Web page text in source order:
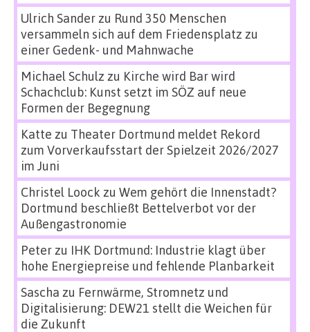
Ulrich Sanderzu Rund 350 Menschen
versammeln sich auf dem Friedensplatz zu
einer Gedenk- und Mahnwache
Michael Schulz zu Kirche wird Bar wird
Schachclub: Kunst setzt im SÖZ auf neue
Formen der Begegnung
Katte zu Theater Dortmund meldet Rekord
zum Vorverkaufsstart der Spielzeit 2026/2027
im Juni
Christel Loock zu Wem gehört die Innenstadt?
Dortmund beschließt Bettelverbot vor der
Außengastronomie
Peterzu IHK Dortmund: Industrie klagt über
hohe Energiepreise und fehlende Planbarkeit
Sascha zu Fernwärme, Stromnetz und
Digitalisierung: DEW21 stellt die Weichen für
die Zukunft